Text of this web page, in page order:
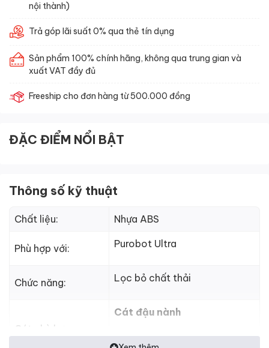
nội thành)
Trả góp lãi suất 0% qua thẻ tín dụng
Sản phẩm 100% chính hãng, không qua trung gian và
xuất VAT đầy đủ
Freeship cho đơn hàng từ 500.000 đồng
ĐẶC ĐIỂM NỔI BẬT
Thông số kỹ thuật
Chất liệu: Nhựa ABS
Phù hợp với: Purobot Ultra
Chức năng: Lọc bỏ chất thải
Cát phù hợp:
Cát đậu nành
Cát hỗn hợp